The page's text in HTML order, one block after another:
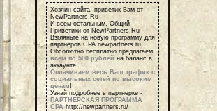
Хозяин сайта, приветик Вам от
NewPartners.Ru
И всем остальным, Общий
Приветики от NewPartners.Ru
Взгляньте на новую программу для
партнеров СРА newpartners.ru
Обсолютно бесплатно предлагаем
всем по 500 рублей на баланс в
аккаунте.
Оплачиваем весь Ваш трафик с
социальных сетей по высоким
ценам!
Узнай подробнее в партнерке -
ПАРТНЕРСКАЯ ПРОГРАММА
СРАhttp://newpartners.ru/